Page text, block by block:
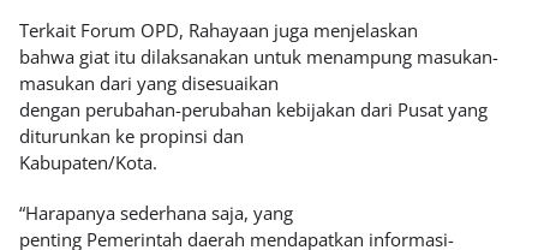
Terkait Forum OPD, Rahayaan juga menjelaskan
bahwa giat itu dilaksanakan untuk menampung masukan-
masukan dari yang disesuaikan
dengan perubahan-perubahan kebijakan dari Pusat yang
diturunkan ke propinsi dan
Kabupaten/Kota.
“Harapanya sederhana saja, yang
penting Pemerintah daerah mendapatkan informasi-